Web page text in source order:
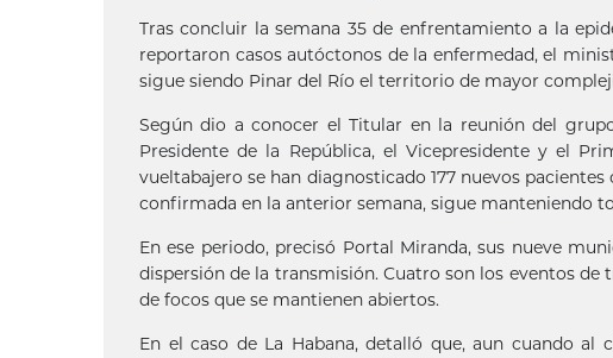
Tras concluir la semana 35 de enfrentamiento a la
reportaron casos autóctonos de la enfermedad, el
sigue siendo Pinar del Río el territorio de mayor
Según dio a conocer el Titular en la reunión del
Presidente de la República, el Vicepresidente y el
vueltabajero se han diagnosticado 177 nuevos
confirmada en la anterior semana, sigue manteniendo
En ese periodo, precisó Portal Miranda, sus nueve
dispersión de la transmisión. Cuatro son los eventos
de focos que se mantienen abiertos.
En el caso de La Habana, detalló que, aun cuando